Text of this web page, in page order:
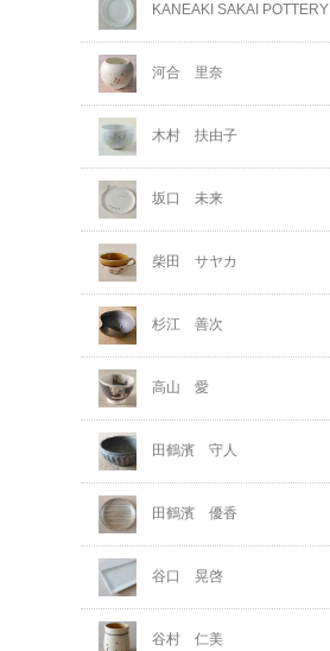
KANEAKI SAKAI POTTERY
河合 里奈
木村 扶由子
坂口 未来
柴田 サヤカ
杉江 善次
高山 愛
田鶴濱 守人
田鶴濱 優香
谷口 晃啓
谷村 仁美